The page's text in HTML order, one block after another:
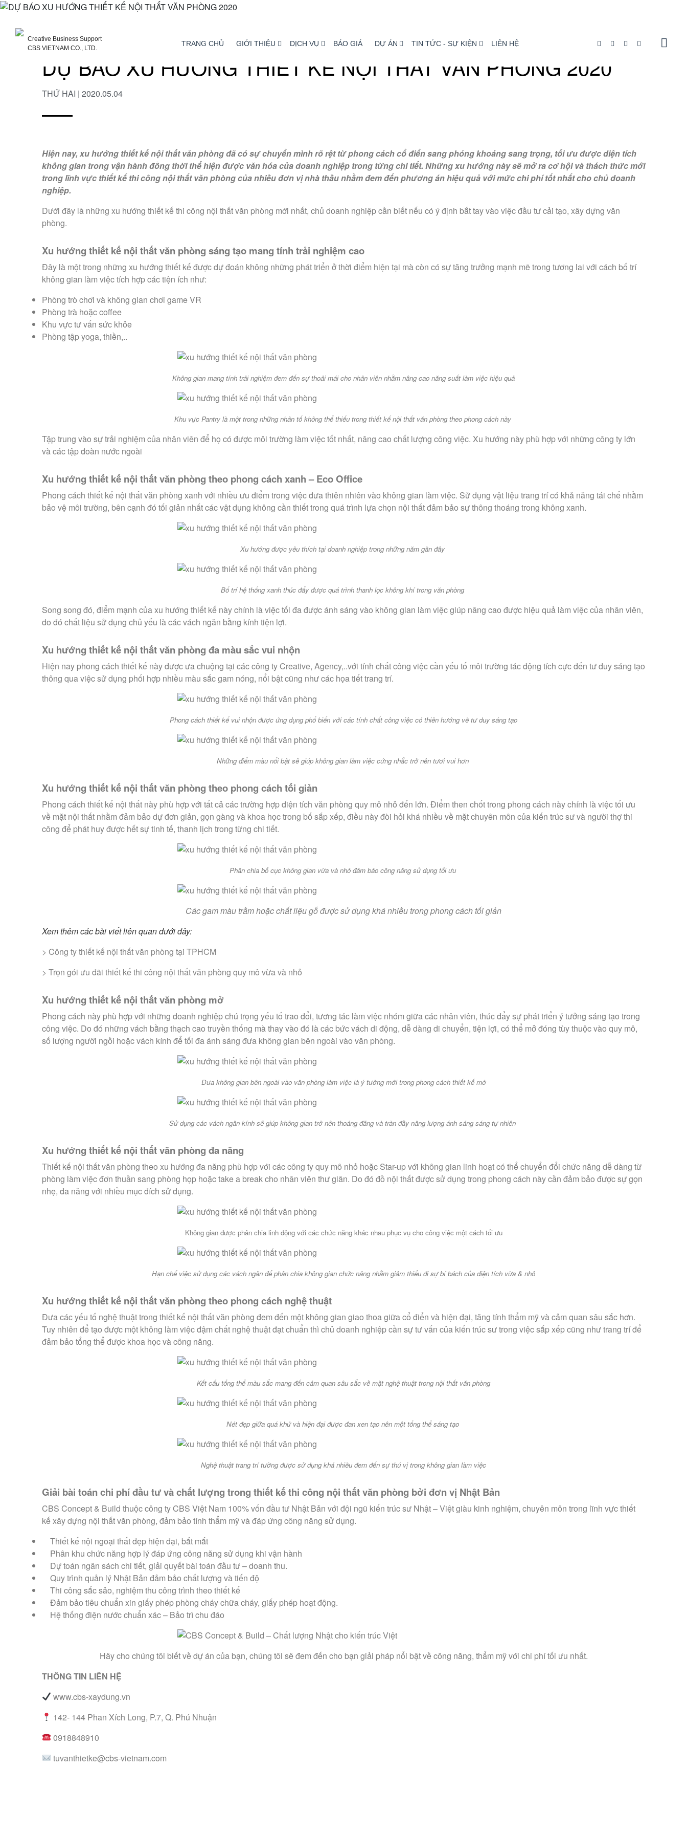
Creative Business Support
CBS VIETNAM CO., LTD.
TRANG CHỦ GIỚI THIỆU DỊCH VỤ BÁO GIÁ DỰ ÁN TIN TỨC - SỰ KIỆN LIÊN HỆ
DỰ BÁO XU HƯỚNG THIẾT KẾ NỘI THẤT VĂN PHÒNG 2020
THỨ HAI | 2020.05.04
Hiện nay, xu hướng thiết kế nội thất văn phòng đã có sự chuyển mình rõ rệt từ phong cách cổ điển sang phóng khoáng sang trọng, tối ưu được diện tích
không gian trong vận hành đồng thời thể hiện được văn hóa của doanh nghiệp trong từng chi tiết. Những xu hướng này sẽ mở ra cơ hội và thách thức mới
trong lĩnh vực thiết kế thi công nội thất văn phòng của nhiều đơn vị nhà thầu nhằm đem đến phương án hiệu quả với mức chi phí tốt nhất cho chủ doanh
nghiệp.
Dưới đây là những xu hướng thiết kế thi công nội thất văn phòng mới nhất, chủ doanh nghiệp cần biết nếu có ý định bắt tay vào việc đầu tư cải tạo, xây dựng văn
phòng.
Xu hướng thiết kế nội thất văn phòng sáng tạo mang tính trải nghiệm cao
Đây là một trong những xu hướng thiết kế được dự đoán không những phát triển ở thời điểm hiện tại mà còn có sự tăng trưởng mạnh mẽ trong tương lai với cách bố trí
không gian làm việc tích hợp các tiện ích như:
Phòng trò chơi và không gian chơi game VR
Phòng trà hoặc coffee
Khu vực tư vấn sức khỏe
Phòng tập yoga, thiền,..
Không gian mang tính trải nghiệm đem đến sự thoải mái cho nhân viên nhằm nâng cao năng suất làm việc hiệu quả
Khu vực Pantry là một trong những nhân tố không thể thiếu trong thiết kế nội thất văn phòng theo phong cách này
Tập trung vào sự trải nghiệm của nhân viên để họ có được môi trường làm việc tốt nhất, nâng cao chất lượng công việc. Xu hướng này phù hợp với những công ty lớn
và các tập đoàn nước ngoài
Xu hướng thiết kế nội thất văn phòng theo phong cách xanh – Eco Office
Phong cách thiết kế nội thất văn phòng xanh với nhiều ưu điểm trong việc đưa thiên nhiên vào không gian làm việc. Sử dụng vật liệu trang trí có khả năng tái chế nhằm
bảo vệ môi trường, bên cạnh đó tối giản nhất các vật dụng không cần thiết trong quá trình lựa chọn nội thất đảm bảo sự thông thoáng trong không xanh.
Xu hướng được yêu thích tại doanh nghiệp trong những năm gần đây
Bố trí hệ thống xanh thúc đẩy được quá trình thanh lọc không khí trong văn phòng
Song song đó, điểm mạnh của xu hướng thiết kế này chính là việc tối đa được ánh sáng vào không gian làm việc giúp nâng cao được hiệu quả làm việc của nhân viên,
do đó chất liệu sử dụng chủ yếu là các vách ngăn bằng kính tiện lợi.
Xu hướng thiết kế nội thất văn phòng đa màu sắc vui nhộn
Hiện nay phong cách thiết kế này được ưa chuộng tại các công ty Creative, Agency,..với tính chất công việc cần yếu tố môi trường tác động tích cực đến tư duy sáng tạo
thông qua việc sử dụng phối hợp nhiều màu sắc gam nóng, nổi bật cũng như các họa tiết trang trí.
Phong cách thiết kế vui nhộn được ứng dụng phổ biến với các tính chất công việc có thiên hướng về tư duy sáng tạo
Những điểm màu nổi bật sẽ giúp không gian làm việc cứng nhắc trở nên tươi vui hơn
Xu hướng thiết kế nội thất văn phòng theo phong cách tối giản
Phong cách thiết kế nội thất này phù hợp với tất cả các trường hợp diện tích văn phòng quy mô nhỏ đến lớn. Điểm then chốt trong phong cách này chính là việc tối ưu
về mặt nội thất nhằm đảm bảo dự đơn giản, gọn gàng và khoa học trong bố sắp xếp, điều này đòi hỏi khá nhiều về mặt chuyên môn của kiến trúc sư và người thợ thi
công để phát huy được hết sự tinh tế, thanh lịch trong từng chi tiết.
Phân chia bố cục không gian vừa và nhỏ đảm bảo công năng sử dụng tối ưu
Các gam màu trầm hoặc chất liệu gỗ được sử dụng khá nhiều trong phong cách tối giản
Xem thêm các bài viết liên quan dưới đây:
> Công ty thiết kế nội thất văn phòng tại TPHCM
> Trọn gói ưu đãi thiết kế thi công nội thất văn phòng quy mô vừa và nhỏ
Xu hướng thiết kế nội thất văn phòng mở
Phong cách này phù hợp với những doanh nghiệp chú trọng yếu tố trao đổi, tương tác làm việc nhóm giữa các nhân viên, thúc đẩy sự phát triển ý tưởng sáng tạo trong
công việc. Do đó những vách bằng thạch cao truyền thống mà thay vào đó là các bức vách di động, dễ dàng di chuyển, tiện lợi, có thể mở đóng tùy thuộc vào quy mô,
số lượng người ngồi hoặc vách kính để tối đa ánh sáng đưa không gian bên ngoài vào văn phòng.
Đưa không gian bên ngoài vào văn phòng làm việc là ý tưởng mới trong phong cách thiết kế mở
Sử dụng các vách ngăn kính sẽ giúp không gian trở nên thoáng đãng và tràn đầy năng lượng ánh sáng sáng tự nhiên
Xu hướng thiết kế nội thấtvăn phòng đa năng
Thiết kế nội thất văn phòng theo xu hướng đa năng phù hợp với các công ty quy mô nhỏ hoặc Star-up với không gian linh hoạt có thể chuyển đổi chức năng dễ dàng từ
phòng làm việc đơn thuần sang phòng họp hoặc take a break cho nhân viên thư giãn. Do đó đồ nội thất được sử dụng trong phong cách này cần đảm bảo được sự gọn
nhẹ, đa năng với nhiều mục đích sử dụng.
Không gian được phân chia linh động với các chức năng khác nhau phục vụ cho công việc một cách tối ưu
Hạn chế việc sử dụng các vách ngăn để phân chia không gian chức năng nhằm giảm thiểu đi sự bí bách của diện tích vừa & nhỏ
Xu hướng thiết kế nội thất văn phòng theo phong cách nghệ thuật
Đưa các yếu tố nghệ thuật trong thiết kế nội thất văn phòng đem đến một không gian giao thoa giữa cổ điển và hiện đại, tăng tính thẩm mỹ và cảm quan sâu sắc hơn.
Tuy nhiên để tạo được một không làm việc đậm chất nghệ thuật đạt chuẩn thì chủ doanh nghiệp cần sự tư vấn của kiến trúc sư trong việc sắp xếp cũng như trang trí để
đảm bảo tổng thể được khoa học và công năng.
Kết cấu tổng thể màu sắc mang đến cảm quan sâu sắc về mặt nghệ thuật trong nội thất văn phòng
Nét đẹp giữa quá khứ và hiện đại được đan xen tạo nên một tổng thể sáng tạo
Nghệ thuật trang trí tường được sử dụng khá nhiều đem đến sự thú vị trong không gian làm việc
Giải bài toán chi phí đầu tư và chất lượng trong thiết kế thi công nội thất văn phòng bởi đơn vị Nhật Bản
CBS Concept & Build thuộc công ty CBS Việt Nam 100% vốn đầu tư Nhật Bản với đội ngũ kiến trúc sư Nhật – Việt giàu kinh nghiệm, chuyên môn trong lĩnh vực thiết
kế xây dựng nội thất văn phòng, đảm bảo tính thẩm mỹ và đáp ứng công năng sử dụng.
Thiết kế nội ngoại thất đẹp hiện đại, bắt mắt
Phân khu chức năng hợp lý đáp ứng công năng sử dụng khi vận hành
Dự toán ngân sách chi tiết, giải quyết bài toán đầu tư – doanh thu.
Quy trình quản lý Nhật Bản đảm bảo chất lượng và tiến độ
Thi công sắc sảo, nghiệm thu công trình theo thiết kế
Đảm bảo tiêu chuẩn xin giấy phép phòng cháy chữa cháy, giấy phép hoạt động.
Hệ thống điện nước chuẩn xác – Bảo trì chu đáo
Hãy cho chúng tôi biết về dự án của bạn, chúng tôi sẽ đem đến cho bạn giải pháp nổi bật về công năng, thẩm mỹ với chi phí tối ưu nhất.
THÔNG TIN LIÊN HỆ
www.cbs-xaydung.vn
142- 144 Phan Xích Long, P.7, Q. Phú Nhuận
0918848910
tuvanthietke@cbs-vietnam.com